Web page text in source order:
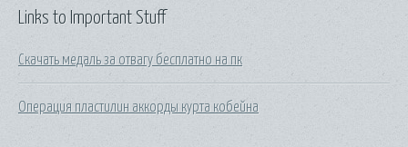
Links to Important Stuff
Скачать медаль за отвагу бесплатно на пк
Операция пластилин аккорды курта кобейна